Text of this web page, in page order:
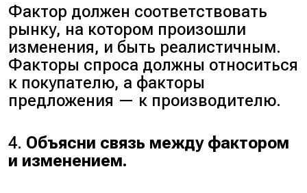
Фактор должен соответствовать
рынку, на котором произошли
изменения, и быть реалистичным.
Факторы спроса должны относиться
к покупателю, а факторы
предложения — к производителю.
4. Объясни связь между фактором
и изменением.